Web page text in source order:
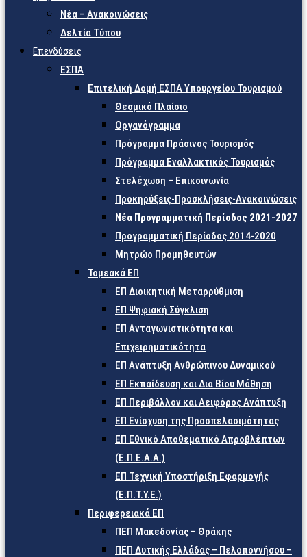
Νέα – Ανακοινώσεις
Δελτία Τύπου
Επενδύσεις
ΕΣΠΑ
Επιτελική Δομή ΕΣΠΑ Υπουργείου Τουρισμού
Θεσμικό Πλαίσιο
Οργανόγραμμα
Πρόγραμμα Πράσινος Τουρισμός
Πρόγραμμα Εναλλακτικός Τουρισμός
Στελέχωση – Επικοινωνία
Προκηρύξεις-Προσκλήσεις-Ανακοινώσεις
Νέα Προγραμματική Περίοδος 2021-2027
Προγραμματική Περίοδος 2014-2020
Μητρώο Προμηθευτών
Τομεακά ΕΠ
ΕΠ Διοικητική Μεταρρύθμιση
ΕΠ Ψηφιακή Σύγκλιση
ΕΠ Ανταγωνιστικότητα και
Επιχειρηματικότητα
ΕΠ Ανάπτυξη Ανθρώπινου Δυναμικού
ΕΠ Εκπαίδευση και Δια Βίου Μάθηση
ΕΠ Περιβάλλον και Αειφόρος Ανάπτυξη
ΕΠ Ενίσχυση της Προσπελασιμότητας
ΕΠ Εθνικό Αποθεματικό Απροβλέπτων
(Ε.Π.Ε.Α.Α.)
ΕΠ Τεχνική Υποστήριξη Εφαρμογής
(Ε.Π.Τ.Υ.Ε.)
Περιφερειακά ΕΠ
ΠΕΠ Μακεδονίας – Θράκης
ΠΕΠ Δυτικής Ελλάδας – Πελοποννήσου –